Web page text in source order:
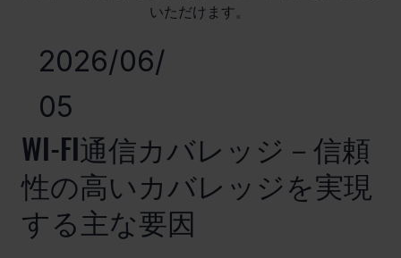
2026/06/
05
WI-FI通信カバレッジ－信頼
性の高いカバレッジを実現
する主な要因
いただけます。